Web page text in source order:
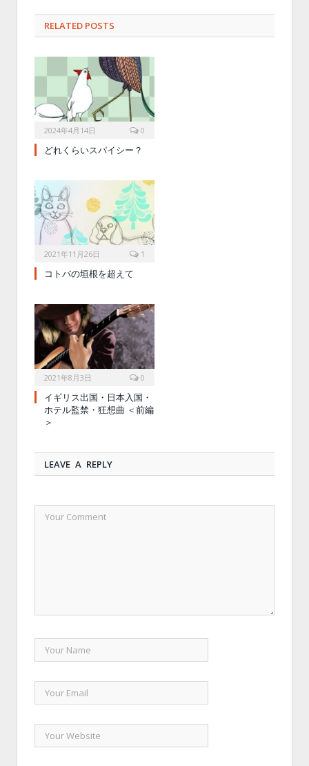
RELATED POSTS
2024年4月14日 0
どれくらいスパイシー？
2021年11月26日 1
コトバの垣根を超えて
2021年8月3日 0
イギリス出国・日本入国・
ホテル監禁・狂想曲 ＜前編
＞
LEAVE A REPLY